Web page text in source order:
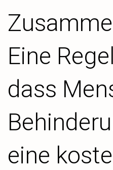
Eine
dass
eine